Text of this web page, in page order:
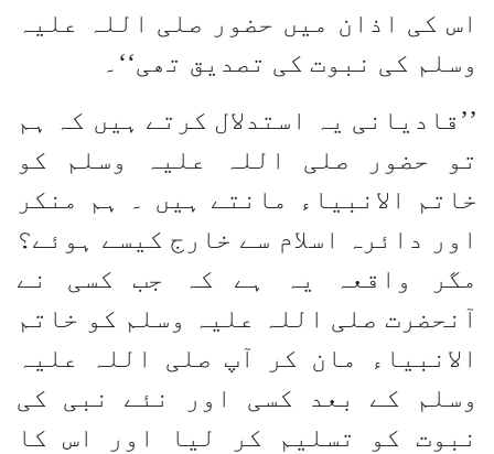
اس کی اذان میں حضور صلی اللہ علیہ
وسلم کی نبوت کی تصدیق تھی‘‘۔
’’قادیانی یہ استدلال کرتے ہیں کہ ہم
تو حضور صلی اللہ علیہ وسلم کو
خاتم الانبیاء مانتے ہیں ۔ ہم منکر
اور دائرہ اسلام سے خارج کیسے ہوئے؟
مگر واقعہ یہ ہے کہ جب کسی نے
آنحضرت صلی اللہ علیہ وسلم کو خاتم
الانبیاء مان کر آپ صلی اللہ علیہ
وسلم کے بعد کسی اور نئے نبی کی
نبوت کو تسلیم کر لیا اور اس کا